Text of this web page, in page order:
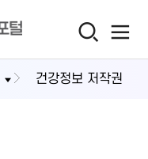
건강정보 저작권